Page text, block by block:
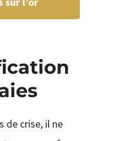
de crise, il ne